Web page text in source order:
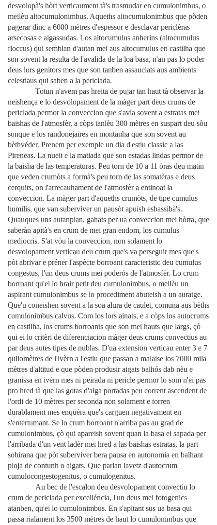
desvolopà's hòrt verticaument tà's trasmudar en cumulonimbus, o
meilèu altocumulonimbus. Aqueths altocumulonimbus que pòden
pagerar dinc a 6000 mètres d'espessor e desclavar periclèras
arsecosas e aigassudas. Los altocumulus anherins (altocumulus
floccus) qui semblan d'autan mei aus altocumulus en castilha que
son sovent la resulta de l'avalida de la loa basa, n'an pas lo poder
deus lors genitors mes que son tanben assauciats aus ambients
celestiaus qui saben a la periclada.
Totun n'avem pas hreita de pujar tan haut tà observar la
neishença e lo desvolopament de la màger part deus crums de
periclada permor la conveccion que s'avia sovent a estratas mei
baishas de l'atmosfèr, a còps tanlèu 300 mètres en suspart deu sòu
sonque e los randonejaires en montanha que son sovent au
bèthvéder. Prenem per exemple un dia d'estiu classic a las
Pireneas. La nueit e la matiada que son estadas lindas permor de
la baisha de las temperaturas. Peu torn de 10 a 11 òras deu matin
que veden crumòts a formà's peu torn de las somatèras e deus
cerquits, on l'arrecauhament de l'atmosfèr a entinoat la
conveccion. La màger part d'aqueths crumòts, de tipe cumulus
humilis, que van subervíver un pausòt apuish esbassibà's.
Quauques uns autanplan, gahats per ua conveccion mei hòrta, que
saberàn apità's en crum de mei gran endom, los cumulus
mediocris. S'at vòu la conveccion, non solament lo
desvolopament verticau deu crum que's va perseguir mes que's
pòt abrivar e préner l'aspècte borroant caracteristic deu cumulus
congestus, l'un deus crums mei poderós de l'atmosfèr. Lo crum
borroant qu'ei lo hrair petit deu cumulonimbus, o meilèu un
aspirant cumulonimbus se lo procediment abuteish a un auratge.
Que'u coneishen sovent a la soa alura de caulet, comuna aus bèths
cumulonimbus calvus. Com los lors ainats, e a còps los autocrums
en castilha, los crums borroants que son mei hauts que largs, çò
qui ei lo critèri de diferenciacion màger deus crums convectius au
par deus autes tipes de nublas. D'ua extension verticau enter 3 e 7
quilomètres de l'ivèrn a l'estiu que passan a malaise los 7000 mila
mètres d'altitud e que pòden produsir aigats balhós dab nèu e
granissa en ivèrn mes ni peirada ni pericle permor lo som n'ei pas
pro hred tà que las gotas d'aiga portadas peu corrent ascendent de
l'ordi de 10 mètres per seconda non solament e torren
durablament mes enqüèra que's carguen negativament en
s'entertumant. Se lo crum borroant n'arriba pas au grad de
cumulonimbus, çò qui apareish sovent quan la basa ei sapada per
l'arribada d'un vent ladèr mei hred a las baishas estratas, la part
sobirana que pòt subervíver bera pausa en autonomia en balhant
ploja de contunh o aigats. Que parlan lavetz d'autocrum
cumulocongestogenitus, o cumulogenitus.
Au bec de l'escalon deu desvolopament convectiu lo
crum de periclada per excelléncia, l'un deus mei fotogenics
atanben, qu'ei lo cumulonimbus. En s'apitant sus ua basa qui
passa rialament los 3500 mètres de haut lo cumulonimbus que